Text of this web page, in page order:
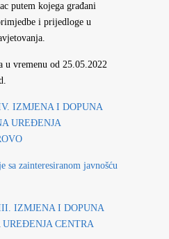
putem kojega građani
i prijedloge u
u vremenu od 25.05.2022
IZMJENA I DOPUNA
UREĐENJA
sa zainteresiranom javnošću
IZMJENA I DOPUNA
CENTRA